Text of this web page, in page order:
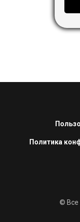
Политика
© Все